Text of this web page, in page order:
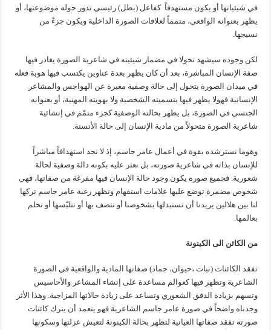
في شيئياتها أو يكون مستهدفاً كفاعل (بطل) رئيسي تدور حوله موضوعتها، أو
يظهر بعنوانه الواقعي، متمماً لعلاقات الصورة الداخلية ويكون جزءً من
نسيجها.
لكن وجوده سيشهد تحولا في مضمار شيئيته في شاعرية الصورة يغادر فيها
صفة الإنسان المباشرة، بعد أن كان يظهر بعدة عناوين يكتسب فيها هوية فعله
في ميدان الصورة يتحول إلى حالة وصفية معبرة عن الهواجس والمشاعر
الإنسانية فهولا يظهر فيها بتسميته الشخصية ولا بهويته المهنية، أو بعنوانه
الجنسي في الصورة، بل يظهر بحالته الوصفية كجزء متمّم في إنشائية
شاعرية الصورة متحولاً من مادية الإنسان إلى حالة الأنسنة.
وهوما نسترشده بقوة في أعمال عامر جاسم، إذ لا نجد استهدافاً مباشراً
للإنسان بذاته في شاعرية صورته، بل نعثر عليه بكونه دالة وصفية لحالة
شعورية. فجميع صوره يكون وجود حالة الإنسان فيها مفرغة من صفاتها، فهي
شخوص مضمرة توضع عليها علامات استفهام وتظهر رغبة عامر جاسم تركها
لنا بين هلالين يريدنا أن نستبدلها بشخوصنا أو نتصف بها أو نتلبّسها أو نحلم
بعالمها.
من الكائن الى الكينونة
تفقد الكائنات (نبات ،حيوان، جماد) صفاتها المادية والواقعية في الصورة
الشاعرية وتظهر فيها كعوالم مساعدة على إنشاء المشاعر والأحاسيس
وتسهم بزيادة الدفق الشعوري وتساعد على زيادة حالاتها المزاجية. وهذا الأثر
وجدناه واضحاً في صورة عامر جاسم الشاعرية فهو يتعمد أن يترك كائنات
صورته تفقد صفاتها العيانية لتظهر بحالة الكينونة لتعيش عزلتها وسكونها